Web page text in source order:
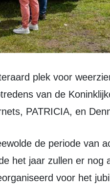
van de
PATRICIA, en
het jaar zullen er nog
voor het